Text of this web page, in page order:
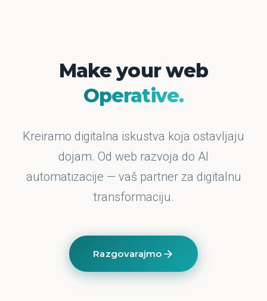
Make your web
Operative.
Kreiramo digitalna iskustva koja ostavljaju
dojam. Od web razvoja do AI
automatizacije — vaš partner za digitalnu
transformaciju.
Razgovarajmo